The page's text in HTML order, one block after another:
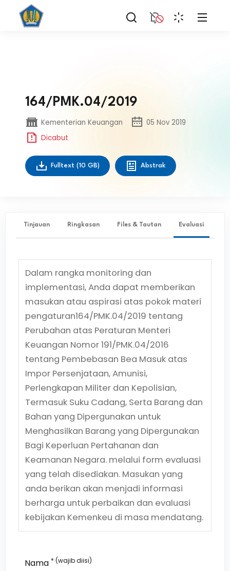
164/PMK.04/2019
Kementerian Keuangan
05 Nov 2019
Dicabut
Fulltext (10 GB) Abstrak
Tinjauan Ringkasan Files & Tautan Evaluasi
Dalam rangka monitoring dan
implementasi, Anda dapat memberikan
masukan atau aspirasi atas pokok materi
pengaturan164/PMK.04/2019 tentang
Perubahan atas Peraturan Menteri
Keuangan Nomor 191/PMK.04/2016
tentang Pembebasan Bea Masuk atas
Impor Persenjataan, Amunisi,
Perlengkapan Militer dan Kepolisian,
Termasuk Suku Cadang, Serta Barang dan
Bahan yang Dipergunakan untuk
Menghasilkan Barang yang Dipergunakan
Bagi Keperluan Pertahanan dan
Keamanan Negara. melalui form evaluasi
yang telah disediakan. Masukan yang
anda berikan akan menjadi informasi
berharga untuk perbaikan dan evaluasi
kebijakan Kemenkeu di masa mendatang.
Nama * (wajib diisi)